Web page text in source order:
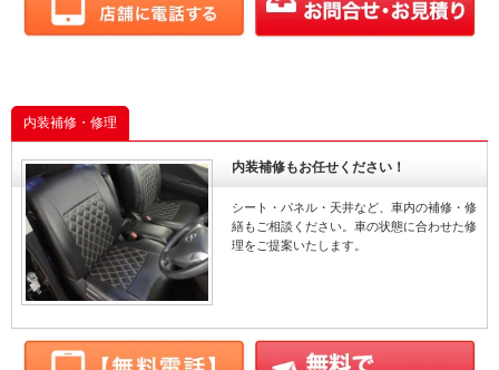
内装補修・修理
内装補修もお任せください！
シート・パネル・天井など、車内の補修・修
繕もご相談ください。車の状態に合わせた修
理をご提案いたします。